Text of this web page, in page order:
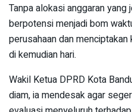
Tanpa alokasi anggaran
berpotensi menjadi bom
perusahaan dan
di kemudian hari.
Wakil Ketua DPRD Kota
diam, ia mendesak agar